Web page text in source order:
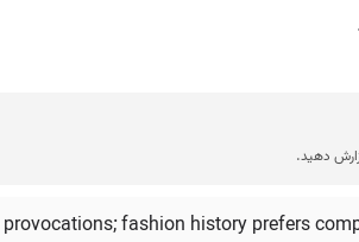
دهید.
fashion history prefers